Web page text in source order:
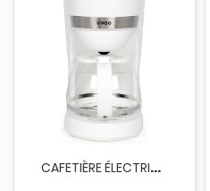
C
AFETIÈRE ÉLECTRIQUE LIVOO DOD200W 1.25L 750W...